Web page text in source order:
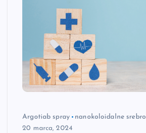
Argotiab spray
nanokoloidalne srebro
20 marca, 2024